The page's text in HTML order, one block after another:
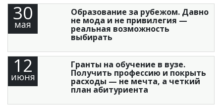
30
мая
Образование за рубежом. Давно
не мода и не привилегия —
реальная возможность
выбирать
12
июня
Гранты на обучение в вузе.
Получить профессию и покрыть
расходы — не мечта, а четкий
план абитуриента